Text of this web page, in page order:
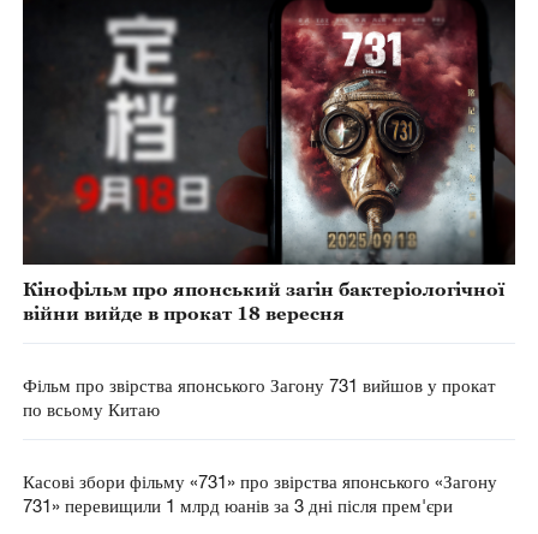
Кінофільм про японський загін бактеріологічної
війни вийде в прокат 18 вересня
Фільм про звірства японського Загону 731 вийшов у прокат
по всьому Китаю
Касові збори фільму «731» про звірства японського «Загону
731» перевищили 1 млрд юанів за 3 дні після прем'єри